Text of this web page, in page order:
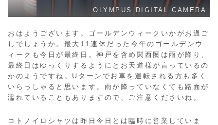
OLYMPUS DIGITAL CAMERA
おはようございます。ゴールデンウィークいかがお過ご
しでしょうか。最大11連休だった今年のゴールデンウ
ィークも今日が最終日。神戸を含め関西圏は雨が降り、
最終日はゆっくりするようにとお天道様が言っているの
かのようですね。Uターンでお車を運転される方も多く
いらっしゃると思います。雨が降っていなくても路面が
濡れていることもありますので、ご注意くださいね。
コトノイロシャツは昨日今日とは臨時に営業していま